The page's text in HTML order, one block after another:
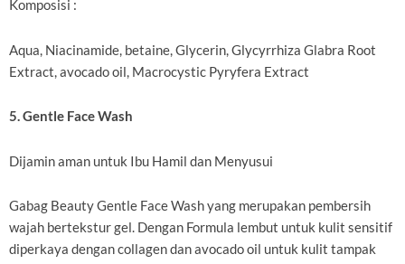
Komposisi :
Aqua, Niacinamide, betaine, Glycerin, Glycyrrhiza Glabra Root
Extract, avocado oil, Macrocystic Pyryfera Extract
5. Gentle Face Wash
Dijamin aman untuk Ibu Hamil dan Menyusui
Gabag Beauty Gentle Face Wash yang merupakan pembersih
wajah bertekstur gel. Dengan Formula lembut untuk kulit sensitif
diperkaya dengan collagen dan avocado oil untuk kulit tampak